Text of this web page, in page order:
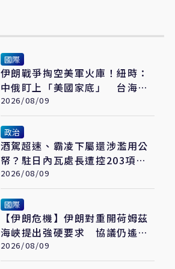
國際
伊朗戰爭掏空美軍火庫！紐時：
中俄盯上「美國家底」 台海戰
力恐成最大受害者
2026/08/09
政治
酒駕超速、霸凌下屬還涉濫用公
帑？駐日內瓦處長遭控203項爭
議 外交部啟動調查
2026/08/09
國際
【伊朗危機】伊朗對重開荷姆茲
海峽提出強硬要求 協議仍遙不
可及
2026/08/09